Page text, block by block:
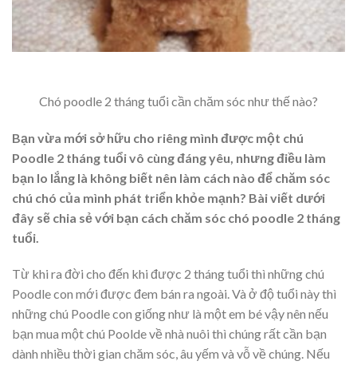
Chó poodle 2 tháng tuổi cần chăm sóc như thế nào?
Bạn vừa mới sở hữu cho riêng mình được một chú
Poodle 2 tháng tuổi vô cùng đáng yêu, nhưng điều làm
bạn lo lắng là không biết nên làm cách nào để chăm sóc
chú chó của mình phát triển khỏe mạnh? Bài viết dưới
đây sẽ chia sẻ với bạn cách chăm sóc chó poodle 2 tháng
tuổi.
Từ khi ra đời cho đến khi được 2 tháng tuổi thì những chú
Poodle con mới được đem bán ra ngoài. Và ở độ tuổi này thì
những chú Poodle con giống như là một em bé vậy nên nếu
bạn mua một chú Poolde về nhà nuôi thì chúng rất cần bạn
dành nhiều thời gian chăm sóc, âu yếm và vỗ về chúng. Nếu